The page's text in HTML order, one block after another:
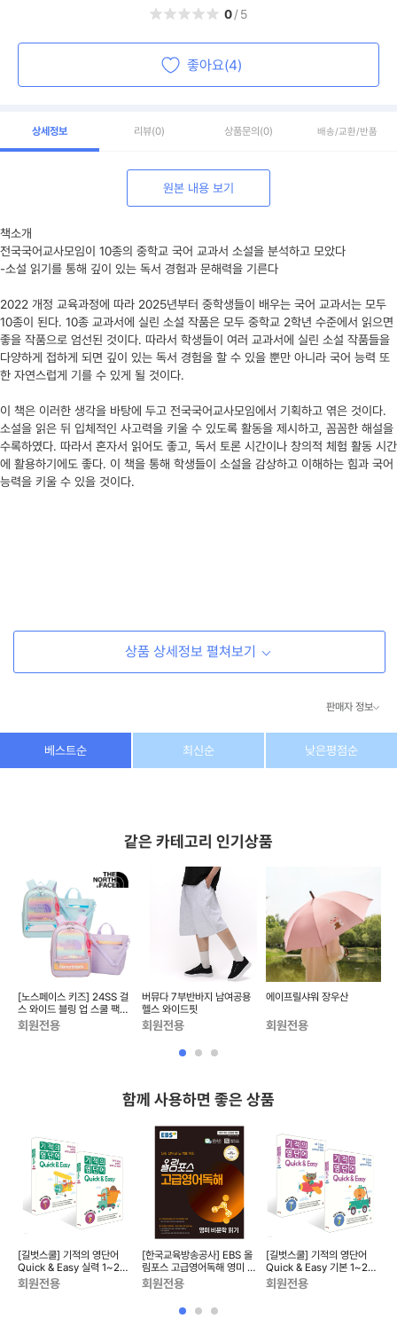
0/5
좋아요(4)
상세정보 리뷰(0) 상품문의 (0) 배송/교환/반품
원본 내용 보기
책소개
전국국어교사모임이 10종의 중학교 국어 교과서 소설을 분석하고 모았다
-소설 읽기를 통해 깊이 있는 독서 경험과 문해력을 기른다
2022 개정 교육과정에 따라 2025년부터 중학생들이 배우는 국어 교과서는 모두
10종이 된다. 10종 교과서에 실린 소설 작품은 모두 중학교 2학년 수준에서 읽으면
좋을 작품으로 엄선된 것이다. 따라서 학생들이 여러 교과서에 실린 소설 작품들을
다양하게 접하게 되면 깊이 있는 독서 경험을 할 수 있을 뿐만 아니라 국어 능력 또
한 자연스럽게 기를 수 있게 될 것이다.
이 책은 이러한 생각을 바탕에 두고 전국국어교사모임에서 기획하고 엮은 것이다.
소설을 읽은 뒤 입체적인 사고력을 키울 수 있도록 활동을 제시하고, 꼼꼼한 해설을
수록하였다. 따라서 혼자서 읽어도 좋고, 독서 토론 시간이나 창의적 체험 활동 시간
에 활용하기에도 좋다. 이 책을 통해 학생들이 소설을 감상하고 이해하는 힘과 국어
능력을 키울 수 있을 것이다.
상품 상세정보 펼쳐보기
판매자 정보
상호/대표자 (주) 동이커머스
dongeecom@naver.com
소재지 경기도 고양시 덕양구 꽃마을로64, 1235호
베스트순 최신순 낮은평점순
같은 카테고리 인기상품
[노스페이스 키즈] 24SS 걸
스 와이드 블링 업 스쿨 팩
NM2DQ03_KIDS
회원전용
버뮤다 7부반바지 남여공용
헬스 와이드핏
회원전용
에이프릴샤워 장우산
회원전용
함께 사용하면 좋은 상품
[길벗스쿨] 기적의 영단어
Quick & Easy 실력 1~2권
세트 [ 2권 ]
회원전용
[한국교육방송공사] EBS 올
림포스 고급영어독해 영미 비
문학 읽기 (2026년)
회원전용
[길벗스쿨] 기적의 영단어
Quick & Easy 기본 1~2권
세트 [ 2권 ]
회원전용